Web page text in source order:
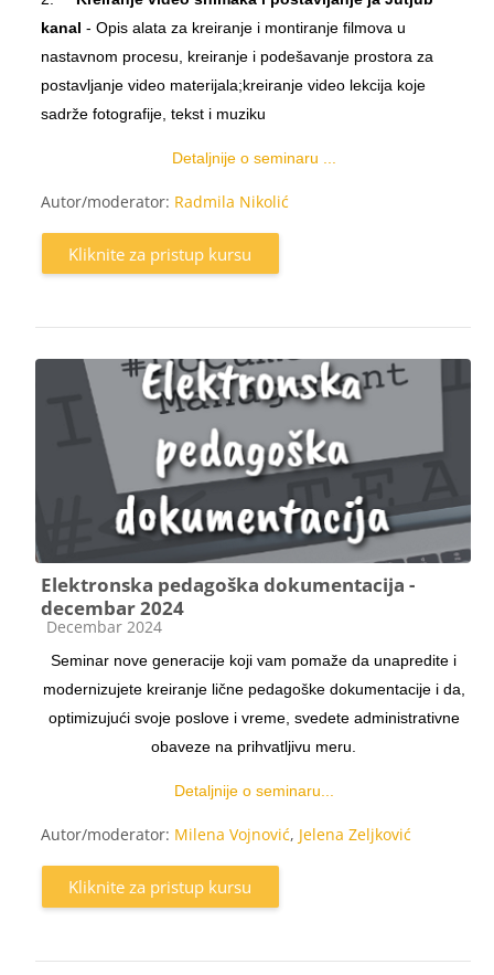
kanal - Opis alata za kreiranje i montiranje filmova u
nastavnom procesu, kreiranje i podešavanje prostora za
postavljanje video materijala;kreiranje video lekcija koje
sadrže fotografije, tekst i muziku
Detaljnije o seminaru ...
Autor/moderator: Radmila Nikolić
Kliknite za pristup kursu
Elektronska pedagoška dokumentacija -
decembar 2024
Kategorija kursa
Decembar 2024
Seminar nove generacije koji vam pomaže da unapredite i
modernizujete kreiranje lične pedagoške dokumentacije i da,
optimizujući svoje poslove i vreme, svedete administrativne
obaveze na prihvatljivu meru.
Detaljnije o seminaru...
Autor/moderator: Milena Vojnović, Jelena Zeljković
Kliknite za pristup kursu